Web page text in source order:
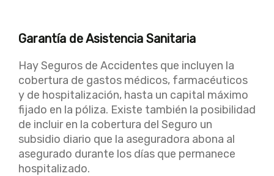
Garantía de Asistencia Sanitaria
Hay Seguros de Accidentes que incluyen la
cobertura de gastos médicos, farmacéuticos
y de hospitalización, hasta un capital máximo
fijado en la póliza. Existe también la posibilidad
de incluir en la cobertura del Seguro un
subsidio diario que la aseguradora abona al
asegurado durante los días que permanece
hospitalizado.